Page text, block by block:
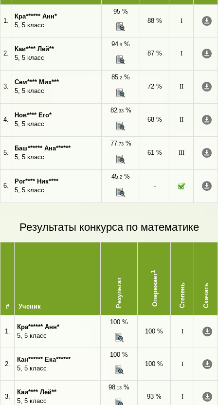
1.
Кра****** Анн*
5, 5 класс
95 %
88 %
I
2.
Каи**** Лей**
5, 5 класс
94,9 %
87 %
I
3.
Сем**** Мих***
5, 5 класс
85,2 %
72 %
II
4.
Нов**** Его*
5, 5 класс
82,33%
68 %
II
5.
Баш****** Ана******
5, 5 класс
77,73%
61 %
III
6.
Рог**** Ник****
5, 5 класс
45,2 %
-
Результаты конкурса по математике
# Ученик Результат Опережает
1
Степень Скачать
1.
Кра****** Анн*
5, 5 класс
100 %
100 %
I
2.
Кан****** Ека******
5, 5 класс
100 %
100 %
I
3.
Каи**** Лей**
5, 5 класс
98,13 %
93 %
I